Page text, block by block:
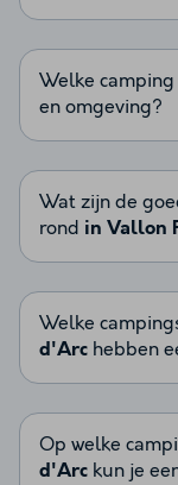
Welke camping
en omgeving?
Wat zijn de
rond in Vallon
Welke
d'Arc hebben
Op welke
d'Arc kun je